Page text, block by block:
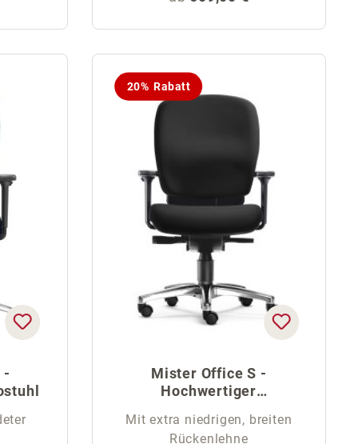
-
20% Rabatt
Mister Office S -
Hochwertiger
Mit extra niedrigen, breiten
Rückenlehne